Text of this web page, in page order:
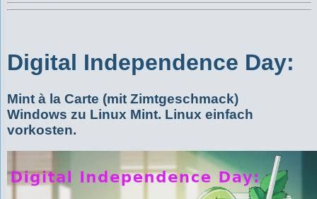
Digital Independence Day:
Mint à la Carte (mit Zimt­geschmack)
Windows zu Linux Mint. Linux einfach
vorkosten.